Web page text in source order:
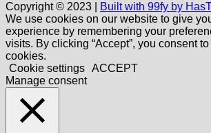
Copyright © 2023 |
Built with 99fy by
We use cookies on our website to give
experience by remembering your
visits. By clicking “Accept”, you consent
cookies.
Cookie settings ACCEPT
Manage consent